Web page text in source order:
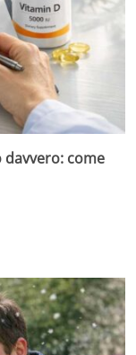
come